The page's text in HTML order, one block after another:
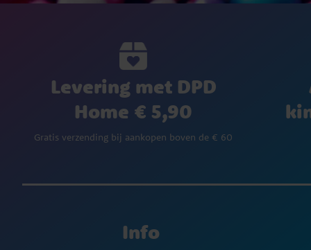
Levering met DPD
Home € 5,90
Gratis verzending bij aankopen boven de € 60
Info